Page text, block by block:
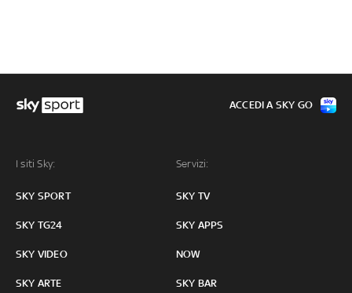
I siti Sky:
SKY SPORT
SKY TG24
SKY VIDEO
SKY ARTE
Servizi:
SKY TV
SKY APPS
NOW
SKY BAR
ACCEDI A SKY GO